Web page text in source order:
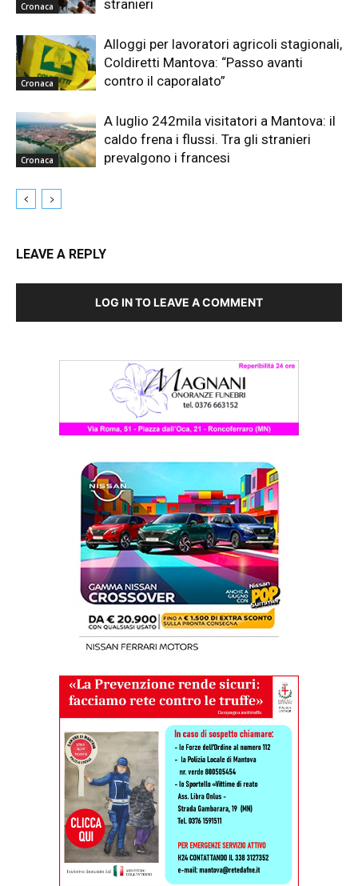
Cronaca stranieri
Cronaca
Alloggi per lavoratori agricoli stagionali,
Coldiretti Mantova: “Passo avanti
contro il caporalato”
Cronaca
A luglio 242mila visitatori a Mantova: il
caldo frena i flussi. Tra gli stranieri
prevalgono i francesi
LEAVE A REPLY
LOG IN TO LEAVE A COMMENT